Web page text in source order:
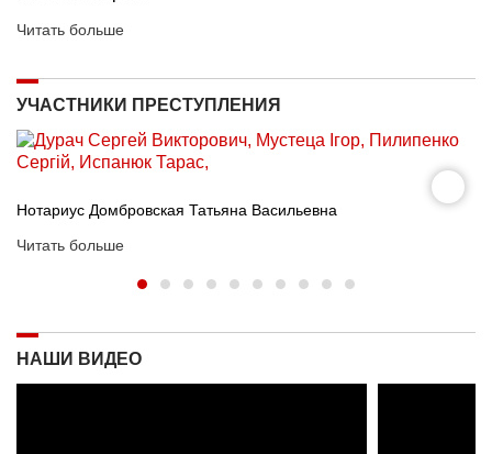
Читать больше
УЧАСТНИКИ ПРЕСТУПЛЕНИЯ
Нотариус Домбровская Татьяна Васильевна
Читать больше
НАШИ ВИДЕО